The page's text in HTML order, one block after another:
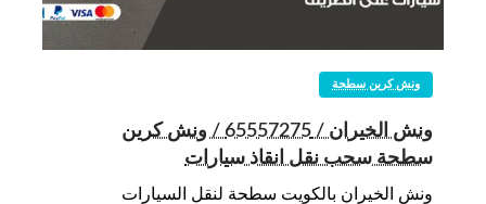
ونش كرين سطحة
ونش الخيران / 65557275 / ونش كرين
سطحة سحب نقل انقاذ سيارات
ونش الخيران بالكويت سطحة لنقل السيارات